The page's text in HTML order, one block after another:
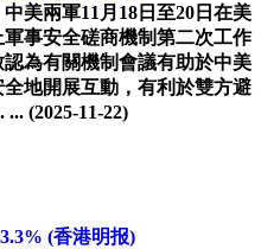
美兩軍11月18日至20日在美
事安全磋商機制第二次工作
為有關機制會議有助於中美
地開展互動，有利於雙方避
... (2025-11-22)
(香港明报)